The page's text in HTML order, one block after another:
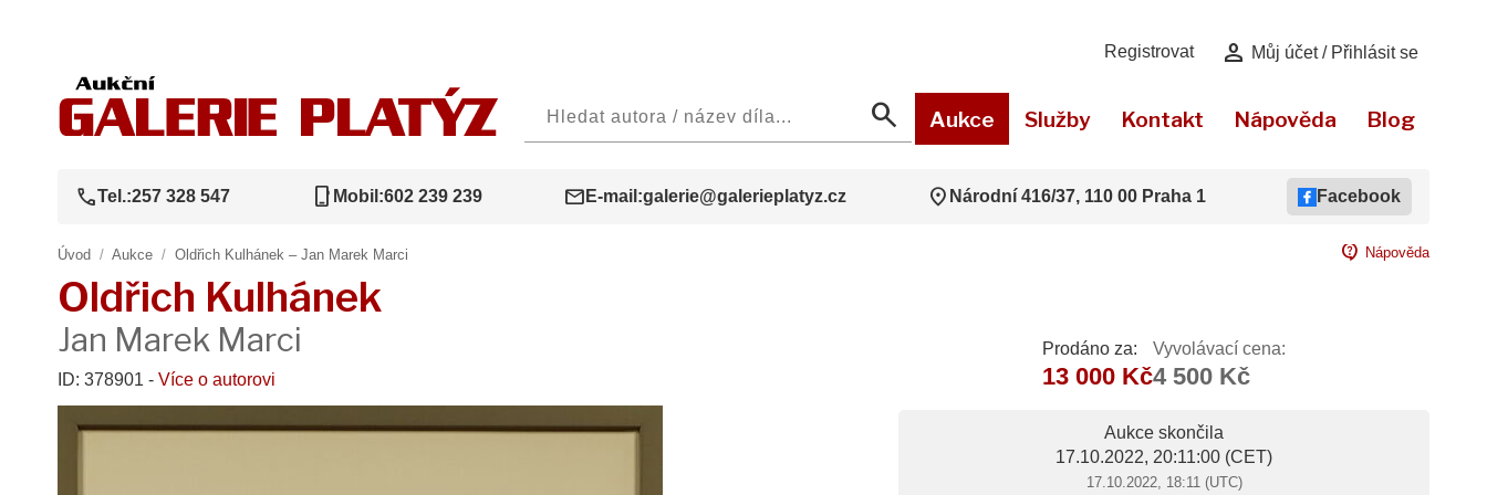
Registrovat person Můj účet / Přihlásit se
search Aukce Služby Kontakt Nápověda Blog
callTel.:257 328 547 phone_iphone Mobil:602 239 239 mail E-mail:galerie@galerieplatyz.cz location_on Národní 416/37, 110 00 Praha 1 Facebook
Úvod / Aukce / Oldřich Kulhánek – Jan Marek Marci contact_support Nápověda
Oldřich Kulhánek
Jan Marek Marci
ID: 378901 - Více o autorovi
Prodáno za:
13 000 Kč
Vyvolávací cena:
4 500 Kč
Aukce skončila
17.10.2022, 20:11:00 (CET)
17.10.2022, 18:11 (UTC)